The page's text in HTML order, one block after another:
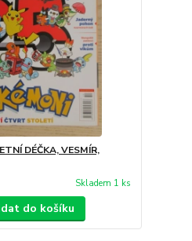
DÉČKA, VESMÍR,
Skladem 1 ks
do košíku